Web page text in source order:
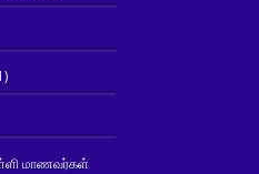
மாணவர்கள்